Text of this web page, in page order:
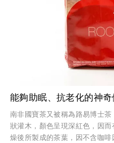
能夠助眠、抗老化的神
南非國寶茶又被稱為路易博士
狀灌木，顏色呈現深紅色，因
燥後所製成的茶葉，因不含咖